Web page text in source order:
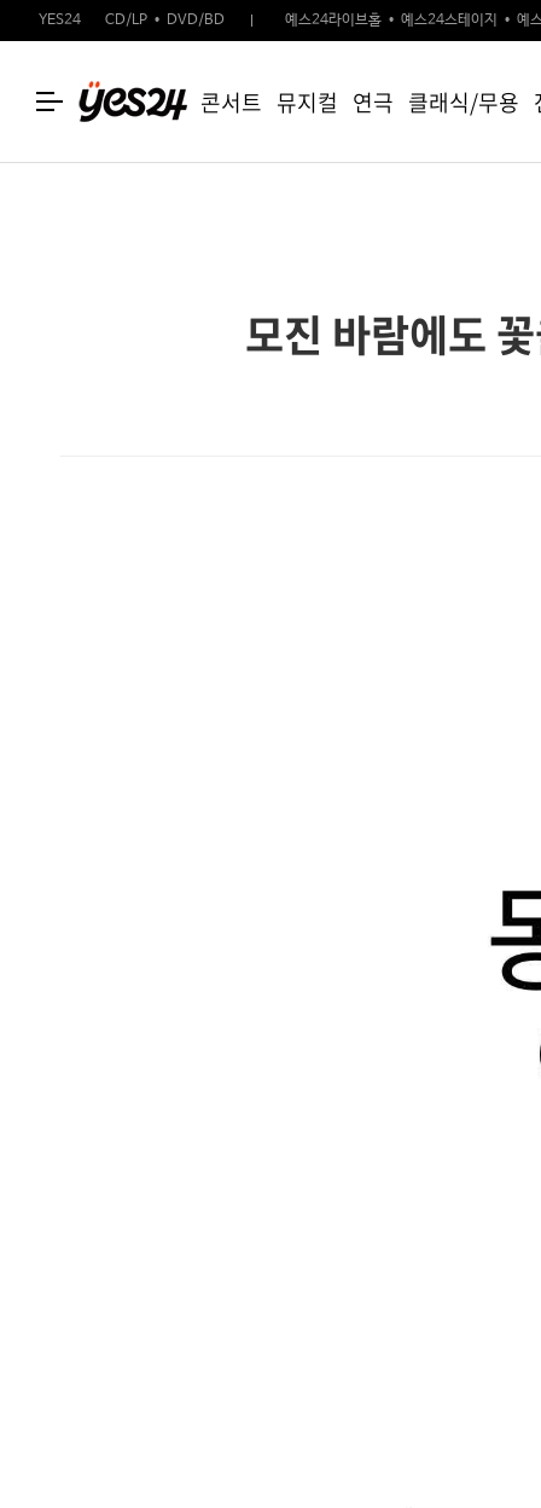
YES24 CD/LP DVD/BD 예스24라이브홀 예스24스테이지 예
콘서트 뮤지컬 연극 클래식/무용
모진 바람에도